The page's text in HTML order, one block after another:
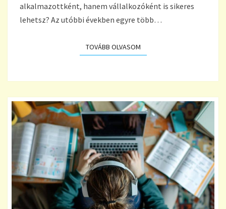
alkalmazottként, hanem vállalkozóként is sikeres
lehetsz? Az utóbbi években egyre több…
TOVÁBB OLVASOMTOVÁBB OLVASOM